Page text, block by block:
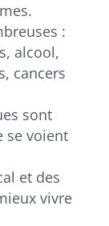
:
alcool,
cancers
sont
se voient
et des
vivre